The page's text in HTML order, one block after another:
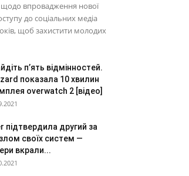
щодо впровадження нової
до соціальних медіа
щоб захистити молодих
п’ять відмінностей.
показала 10 хвилин
overwatch 2 [відео]
підтвердила другий за
злом своїх систем —
вкрали...